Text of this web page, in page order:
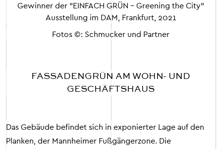
Gewinner der "EINFACH GRÜN - Greening the City"
Ausstellung im DAM, Frankfurt, 2021
Fotos ©: Schmucker und Partner
FASSADENGRÜN AM WOHN- UND
GESCHÄFTSHAUS
Das Gebäude befindet sich in exponierter Lage auf den
Planken, der Mannheimer Fußgängerzone. Die